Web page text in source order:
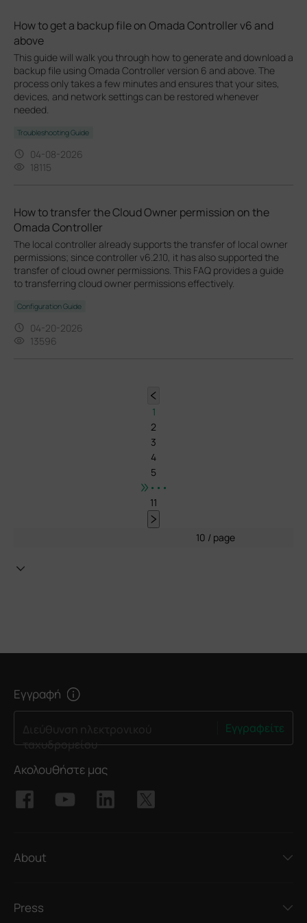
How to get a backup file on Omada Controller v6 and
above
This guide will walk you through how to generate and download a
backup file using Omada Controller version 6 and above. The
process only takes a few minutes and ensures that your sites,
devices, and network settings can be restored whenever
needed.
Troubleshooting Guide
04-08-2026
18115
How to transfer the Cloud Owner permission on the
Omada Controller
The local controller already supports the transfer of local owner
permissions; since controller v6.2.10, it has also supported the
transfer of cloud owner permissions. This FAQ provides a guide
to transferring cloud owner permissions effectively.
Configuration Guide
04-20-2026
13596
1
2
3
4
5
•••
11
10 / page
Εγγραφή
Διεύθυνση ηλεκτρονικού
ταχυδρομείου
Εγγραφείτε
Ακολουθήστε μας
About
Press